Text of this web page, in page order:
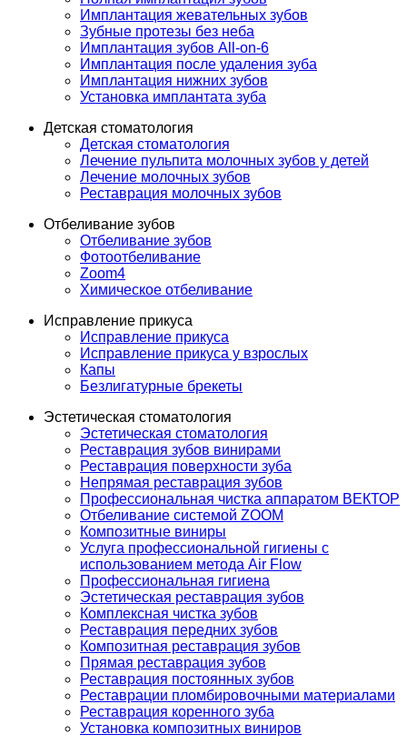
Имплантация жевательных зубов
Зубные протезы без неба
Имплантация зубов All-on-6
Имплантация после удаления зуба
Имплантация нижних зубов
Установка имплантата зуба
Детская стоматология
Детская стоматология
Лечение пульпита молочных зубов у детей
Лечение молочных зубов
Реставрация молочных зубов
Отбеливание зубов
Отбеливание зубов
Фотоотбеливание
Zoom4
Химическое отбеливание
Исправление прикуса
Исправление прикуса
Исправление прикуса у взрослых
Капы
Безлигатурные брекеты
Эстетическая стоматология
Эстетическая стоматология
Реставрация зубов винирами
Реставрация поверхности зуба
Непрямая реставрация зубов
Профессиональная чистка аппаратом ВЕКТОР
Отбеливание системой ZOOM
Композитные виниры
Услуга профессиональной гигиены с
использованием метода Air Flow
Профессиональная гигиена
Эстетическая реставрация зубов
Комплексная чистка зубов
Реставрация передних зубов
Композитная реставрация зубов
Прямая реставрация зубов
Реставрация постоянных зубов
Реставрации пломбировочными материалами
Реставрация коренного зуба
Установка композитных виниров